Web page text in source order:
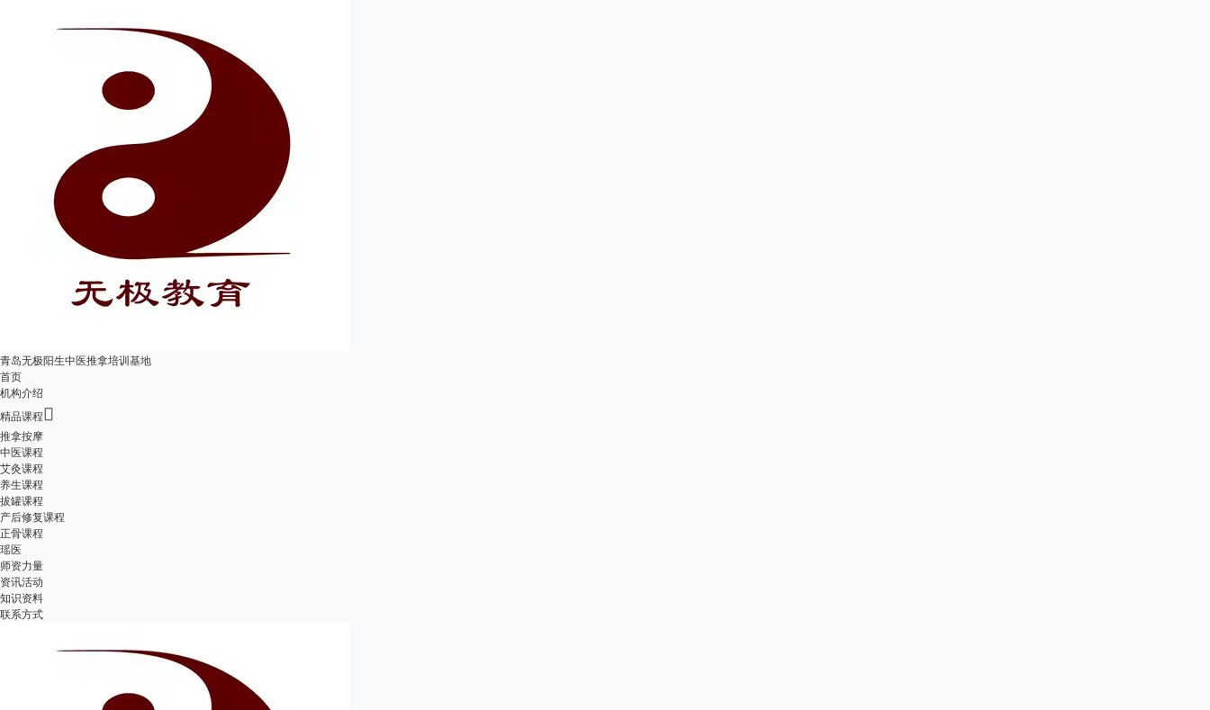
青岛无极阳生中医推拿培训基地
首页
机构介绍
精品课程
推拿按摩
中医课程
艾灸课程
养生课程
拔罐课程
产后修复课程
正骨课程
瑶医
师资力量
资讯活动
知识资料
联系方式